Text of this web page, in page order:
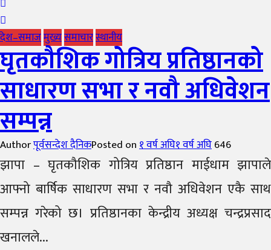
देश–समाजमुख्यसमाचारस्थानीय
घृतकौशिक गोत्रिय प्रतिष्ठानको
साधारण सभा र नवौ अधिवेशन
सम्पन्न
Authorपूर्वसन्देश दैनिकPosted on१ वर्ष अघि१ वर्ष अघि646
झापा – घृतकौशिक गोत्रिय प्रतिष्ठान माईधाम झापाले
आफ्नो बार्षिक साधारण सभा र नवौ अधिवेशन एकै साथ
सम्पन्न गरेको छ। प्रतिष्ठानका केन्द्रीय अध्यक्ष चन्द्रप्रसाद
खनालले...